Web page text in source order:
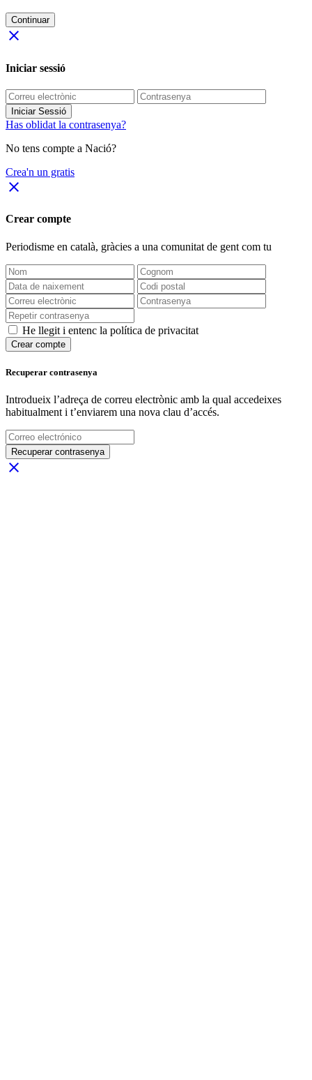
Continuar
close
Iniciar sessió
Iniciar Sessió
Has oblidat la contrasenya?
No tens compte a Nació?
Crea'n un gratis
close
Crear compte
Periodisme en català, gràcies a una comunitat de gent com tu
He llegit i entenc la política de privacitat
Crear compte
Recuperar contrasenya
Introdueix l’adreça de correu electrònic amb la qual accedeixes
habitualment i t’enviarem una nova clau d’accés.
Recuperar contrasenya
close